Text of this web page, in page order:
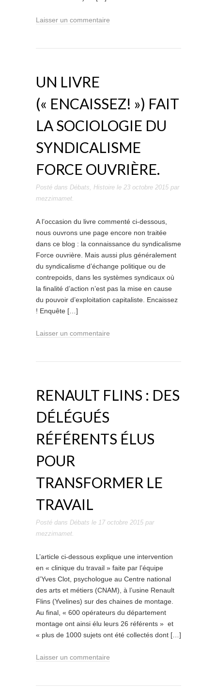
Laisser un commentaire
UN LIVRE
(« ENCAISSEZ! ») FAIT
LA SOCIOLOGIE DU
SYNDICALISME
FORCE OUVRIÈRE.
Posté dans Débats, Histoire le 23 octobre 2015 par
mezzimamet.
A l’occasion du livre commenté ci-dessous,
nous ouvrons une page encore non traitée
dans ce blog : la connaissance du syndicalisme
Force ouvrière. Mais aussi plus généralement
du syndicalisme d’échange politique ou de
contrepoids, dans les systèmes syndicaux où
la finalité d’action n’est pas la mise en cause
du pouvoir d’exploitation capitaliste. Encaissez
! Enquête […]
Laisser un commentaire
RENAULT FLINS : DES
DÉLÉGUÉS
RÉFÉRENTS ÉLUS
POUR
TRANSFORMER LE
TRAVAIL
Posté dans Débats le 17 octobre 2015 par
mezzimamet.
L’article ci-dessous explique une intervention
en « clinique du travail » faite par l’équipe
d’Yves Clot, psychologue au Centre national
des arts et métiers (CNAM), à l’usine Renault
Flins (Yvelines) sur des chaines de montage.
Au final, « 600 opérateurs du département
montage ont ainsi élu leurs 26 référents » et
« plus de 1000 sujets ont été collectés dont […]
Laisser un commentaire